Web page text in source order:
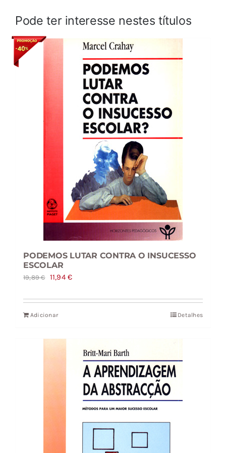
Pode ter interesse nestes títulos
PODEMOS LUTAR CONTRA O INSUCESSO
ESCOLAR
19,89€
O
original
era:
11,94€O
atual
Adicionar Detalhes